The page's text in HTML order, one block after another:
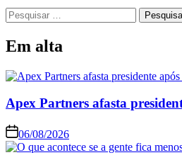
Pesquisar
por:
Em alta
Apex Partners afasta
06/08/2026